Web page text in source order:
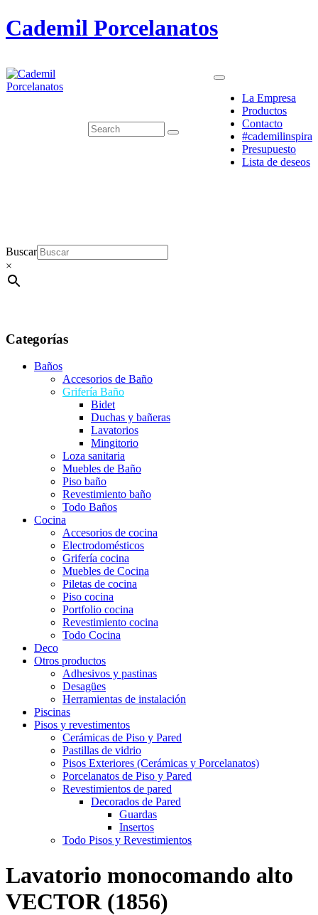
Cademil Porcelanatos
La Empresa
Productos
Contacto
#cademilinspira
Presupuesto
Lista de deseos
Buscar
×
Categorías
Baños
Accesorios de Baño
Grifería Baño
Bidet
Duchas y bañeras
Lavatorios
Mingitorio
Loza sanitaria
Muebles de Baño
Piso baño
Revestimiento baño
Todo Baños
Cocina
Accesorios de cocina
Electrodomésticos
Grifería cocina
Muebles de Cocina
Piletas de cocina
Piso cocina
Portfolio cocina
Revestimiento cocina
Todo Cocina
Deco
Otros productos
Adhesivos y pastinas
Desagües
Herramientas de instalación
Piscinas
Pisos y revestimentos
Cerámicas de Piso y Pared
Pastillas de vidrio
Pisos Exteriores (Cerámicas y Porcelanatos)
Porcelanatos de Piso y Pared
Revestimientos de pared
Decorados de Pared
Guardas
Insertos
Todo Pisos y Revestimientos
Lavatorio monocomando alto
VECTOR (1856)